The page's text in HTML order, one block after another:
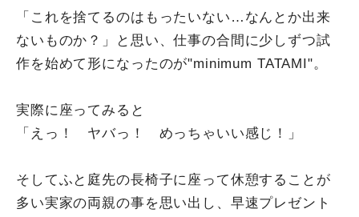
「これを捨てるのはもったいない…なんとか出来
ないものか？」と思い、仕事の合間に少しずつ試
作を始めて形になったのが"minimum TATAMI"。
実際に座ってみると
「えっ！ ヤバっ！ めっちゃいい感じ！」
そしてふと庭先の長椅子に座って休憩することが
多い実家の両親の事を思い出し、早速プレゼント